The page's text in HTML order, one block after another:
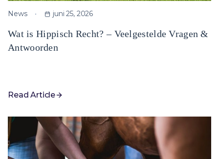
News juni 25, 2026
Wat is Hippisch Recht? – Veelgestelde Vragen &
Antwoorden
Read Article